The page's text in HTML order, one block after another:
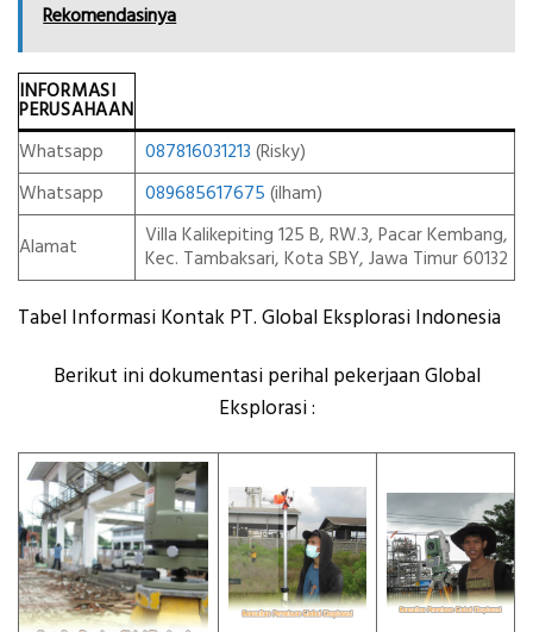
Rekomendasinya
INFORMASI
PERUSAHAAN
Whatsapp
087816031213 (Risky)
Whatsapp
089685617675 (ilham)
Alamat
Villa Kalikepiting 125 B, RW.3, Pacar Kembang,
Kec. Tambaksari, Kota SBY, Jawa Timur 60132
Tabel Informasi Kontak PT. Global Eksplorasi Indonesia
Berikut ini dokumentasi perihal pekerjaan Global
Eksplorasi :